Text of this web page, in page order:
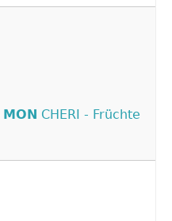
MON CHERI - Früchte